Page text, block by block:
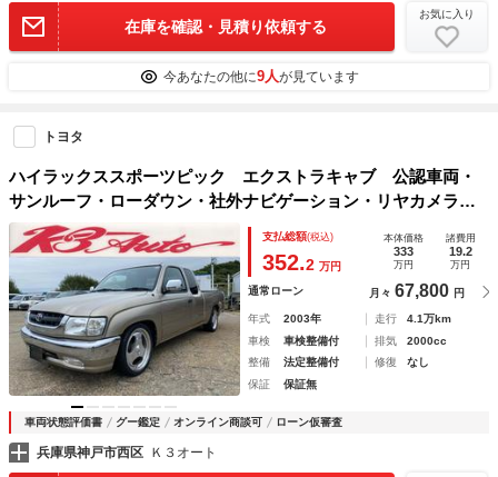
在庫を確認・見積り依頼する
お気に入り
今あなたの他に9人が見ています
トヨタ
ハイラックススポーツピック エクストラキャブ 公認車両・
サンルーフ・ローダウン・社外ナビゲーション・リヤカメラ・
フルセグＴＶ・キーレス・ＥＴＣ・社外１７インチアルミ・ホ
ーネット
支払総額(税込)
352.2 万円
本体価格
333
万円
諸費用
19.2
万円
通常ローン 月々 67,800 円
年式 2003年 走行
4.1万km
車検
車検整備付 排気
2000cc
整備
法定整備付 修復
なし
保証
保証無
車両状態評価書 グー鑑定 オンライン商談可 ローン仮審査
兵庫県神戸市西区 Ｋ３オート